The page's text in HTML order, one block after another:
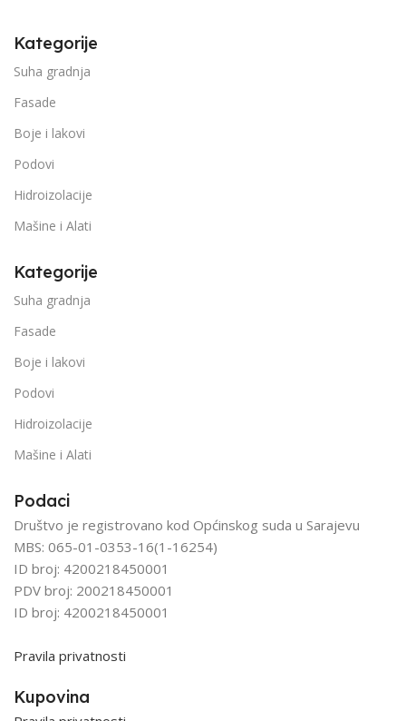
Kategorije
Suha gradnja
Fasade
Boje i lakovi
Podovi
Hidroizolacije
Mašine i Alati
Kategorije
Suha gradnja
Fasade
Boje i lakovi
Podovi
Hidroizolacije
Mašine i Alati
Podaci
Društvo je registrovano kod Općinskog suda u Sarajevu
MBS: 065-01-0353-16(1-16254)
ID broj: 4200218450001
PDV broj: 200218450001
ID broj: 4200218450001
Pravila privatnosti
Kupovina